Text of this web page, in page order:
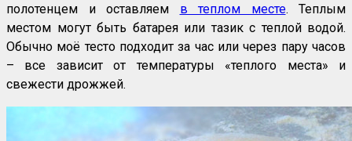
полотенцем и оставляем в теплом месте. Теплым
местом могут быть батарея или тазик с теплой водой.
Обычно моё тесто подходит за час или через пару часов
– все зависит от температуры «теплого места» и
свежести дрожжей.